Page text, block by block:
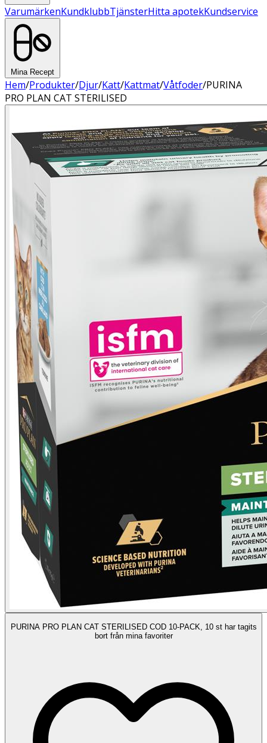
VarumärkenKundklubbTjänsterHitta apotekKundservice
Mina Recept
Hem/Produkter/Djur/Katt/Kattmat/Våtfoder/PURINA
PRO PLAN CAT STERILISED
PURINA PRO PLAN CAT STERILISED COD 10-PACK, 10 st har tagits
bort från mina favoriter